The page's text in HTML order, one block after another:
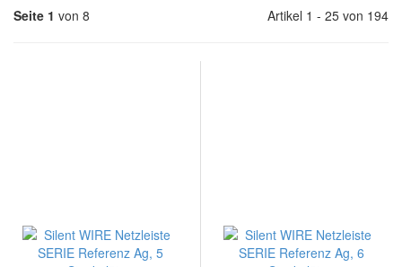
Seite 1 von 8 Artikel 1 - 25 von 194